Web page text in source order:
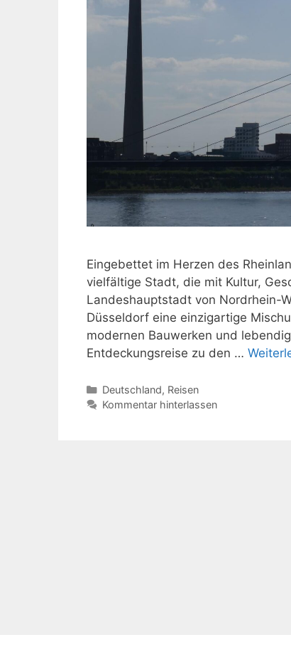
Eingebettet im Herzen des
vielfältige Stadt, die mit Kultur,
Landeshauptstadt von Nordrhein-
Düsseldorf eine einzigartige
modernen Bauwerken und
Entdeckungsreise zu den …
Kategorien
Deutschland, Reisen
Kommentar hinterlassen